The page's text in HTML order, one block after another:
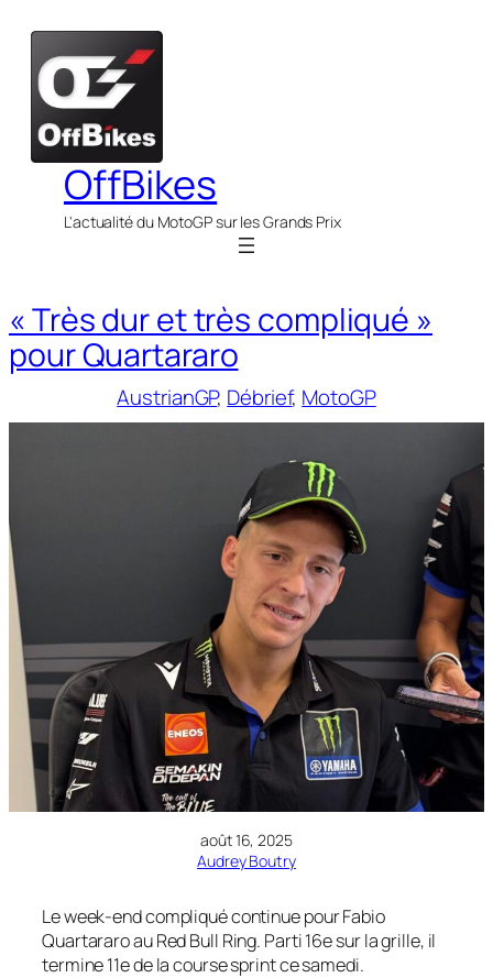
contenu
OffBikes
L'actualité du MotoGP sur les Grands Prix
« Très dur et très compliqué »
pour Quartararo
AustrianGP, Débrief, MotoGP
août 16, 2025
Audrey Boutry
Le week-end compliqué continue pour Fabio
Quartararo au Red Bull Ring. Parti 16e sur la grille, il
termine 11e de la course sprint ce samedi.